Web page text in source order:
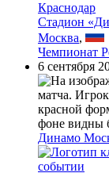
Краснодар
Стадион
Москва,
Чемпионат
6 сентября
Динамо